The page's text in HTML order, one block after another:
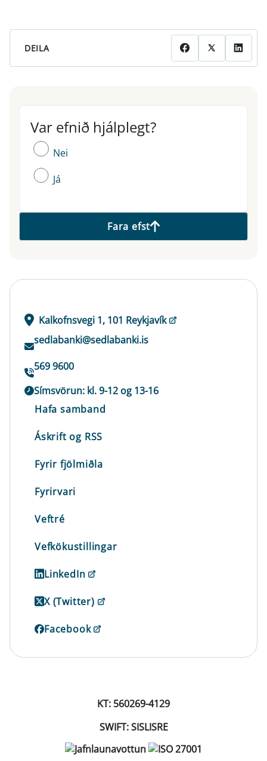
DEILA
Var efnið hjálplegt?
Var efnið hjálplegt?
Nei
Já
Fara efst
Kalkofnsvegi 1, 101 Reykjavík
sedlabanki@sedlabanki.is
569 9600
Símsvörun: kl. 9-12 og 13-16
Hafa samband
Áskrift og RSS
Fyrir fjölmiðla
Fyrirvari
Veftré
Vefkökustillingar
LinkedIn
X (Twitter)
Facebook
KT: 560269-4129
SWIFT: SISLISRE